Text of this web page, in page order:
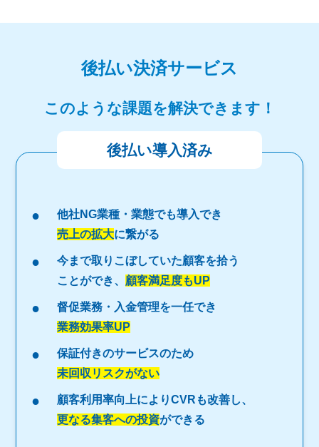
後払い決済サービス
このような課題を解決できます！
後払い導入済み
他社NG業種・業態でも導入でき
売上の拡大に繋がる
今まで取りこぼしていた顧客を拾う
ことができ、 顧客満足度もUP
督促業務・入金管理を一任でき
業務効果率UP
保証付きのサービスのため
未回収リスクがない
顧客利用率向上によりCVRも改善し、
更なる集客への投資ができる